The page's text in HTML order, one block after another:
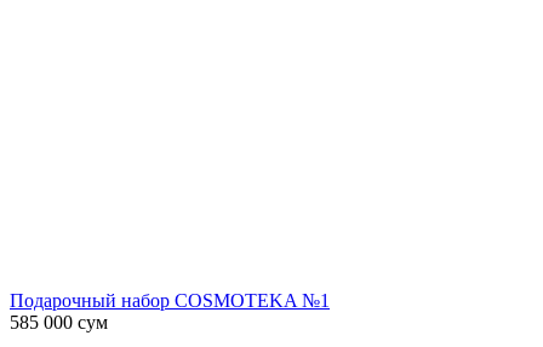
Подарочный набор COSMOTEKA №1
585 000 сум